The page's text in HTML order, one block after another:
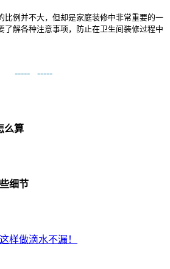
比例并不大，但却是家庭装修中非常重要的一
了解各种注意事项，防止在卫生间装修过程中
-----
-----
么算
细节